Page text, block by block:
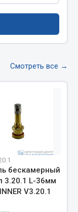
Смотреть все →
бескамерный
3.20.1 L-36мм
V3.20.1